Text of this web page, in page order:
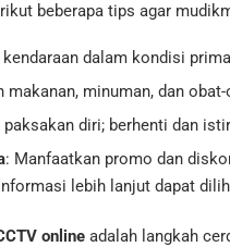
beberapa tips agar
dalam kondisi
makanan, minuman, dan
paksakan diri; berhenti dan
: Manfaatkan promo dan
lebih lanjut dapat
online adalah langkah